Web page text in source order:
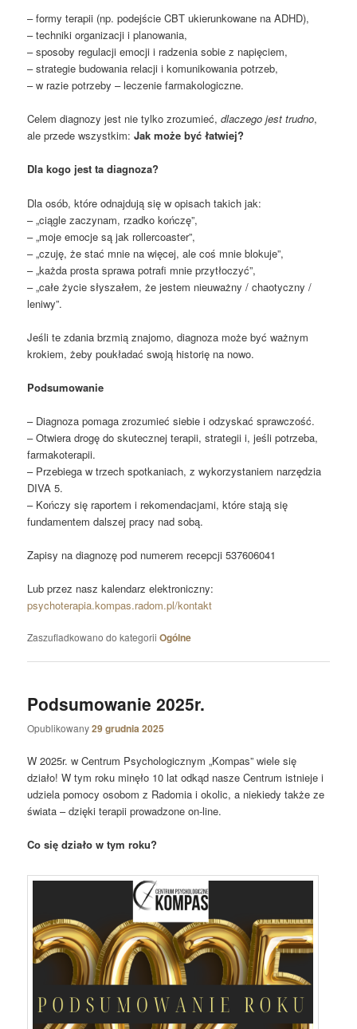
– formy terapii (np. podejście CBT ukierunkowane na ADHD),
– techniki organizacji i planowania,
– sposoby regulacji emocji i radzenia sobie z napięciem,
– strategie budowania relacji i komunikowania potrzeb,
– w razie potrzeby – leczenie farmakologiczne.
Celem diagnozy jest nie tylko zrozumieć,dlaczego jest trudno,
ale przede wszystkim:Jak może być łatwiej?
Dla kogo jest ta diagnoza?
Dla osób, które odnajdują się w opisach takich jak:
– „ciągle zaczynam, rzadko kończę”,
– „moje emocje są jak rollercoaster”,
– „czuję, że stać mnie na więcej, ale coś mnie blokuje”,
– „każda prosta sprawa potrafi mnie przytłoczyć”,
– „całe życie słyszałem, że jestem nieuważny / chaotyczny /
leniwy”.
Jeśli te zdania brzmią znajomo, diagnoza może być ważnym
krokiem, żeby poukładać swoją historię na nowo.
Podsumowanie
– Diagnoza pomaga zrozumieć siebie i odzyskać sprawczość.
– Otwiera drogę do skutecznej terapii, strategii i, jeśli potrzeba,
farmakoterapii.
– Przebiega w trzech spotkaniach, z wykorzystaniem narzędzia
DIVA 5.
– Kończy się raportem i rekomendacjami, które stają się
fundamentem dalszej pracy nad sobą.
Zapisy na diagnozę pod numerem recepcji 537606041
Lub przez nasz kalendarz elektroniczny:
psychoterapia.kompas.radom.pl/kontakt
Zaszufladkowano do kategorii Ogólne
Podsumowanie 2025r.
Opublikowany29 grudnia 2025
W 2025r. w Centrum Psychologicznym „Kompas” wiele się
działo! W tym roku minęło 10 lat odkąd nasze Centrum istnieje i
udziela pomocy osobom z Radomia i okolic, a niekiedy także ze
świata – dzięki terapii prowadzone on-line.
Co się działo w tym roku?